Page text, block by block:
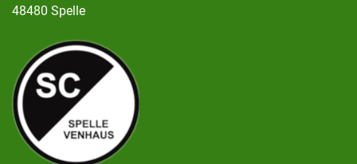
48480 Spelle